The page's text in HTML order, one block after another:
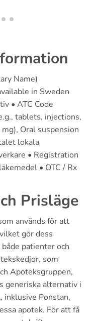
Name)
in Sweden
• ATC Code
tablets, injections,
Oral suspension
lokala
• Registration
• OTC / Rx
Prisläge
används för att
gör dess
patienter och
som
Apoteksgruppen,
generiska alternativ i
inklusive Ponstan,
apotek. För att få